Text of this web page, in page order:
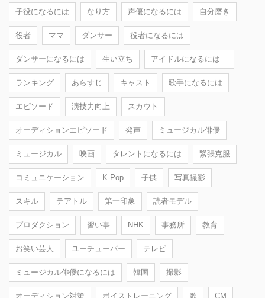
子役になるには なり方 声優になるには 自分磨き
役者 ママ ダンサー 役者になるには
ダンサーになるには 生い立ち アイドルになるには
ランキング あらすじ キャスト 歌手になるには
エピソード 演技力向上 スカウト
オーディションエピソード 発声 ミュージカル俳優
ミュージカル 映画 タレントになるには 緊張克服
コミュニケーション K-Pop 子供 写真撮影
スキル テアトル 第一印象 読者モデル
プロダクション 習い事 NHK 事務所 教育
お笑い芸人 ユーチューバー テレビ
ミュージカル俳優になるには 韓国 撮影
オーディション対策 ボイストレーニング 歌 CM